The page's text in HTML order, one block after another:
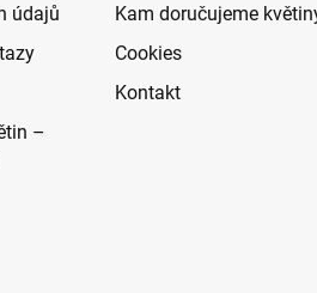
údajů
–
Kam doručujeme
Cookies
Kontakt